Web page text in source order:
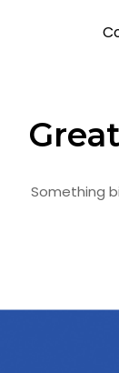
Something